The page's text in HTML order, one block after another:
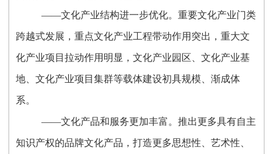
——文化产业结构进一步优化。重要文化产业门类
跨越式发展，重点文化产业工程带动作用突出，重大文
化产业项目拉动作用明显，文化产业园区、文化产业基
地、文化产业项目集群等载体建设初具规模、渐成体
系。
——文化产品和服务更加丰富。推出更多具有自主
知识产权的品牌文化产品，打造更多思想性、艺术性、